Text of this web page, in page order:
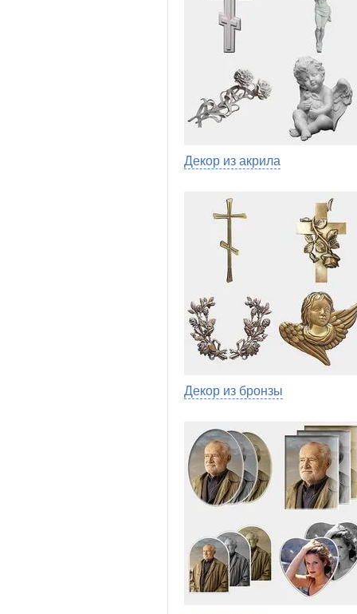
Декор из акрила
Декор из бронзы